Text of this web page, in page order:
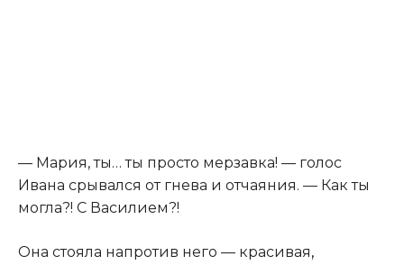
— Мария, ты… ты просто мерзавка! — голос
Ивана срывался от гнева и отчаяния. — Как ты
могла?! С Василием?!
Она стояла напротив него — красивая,